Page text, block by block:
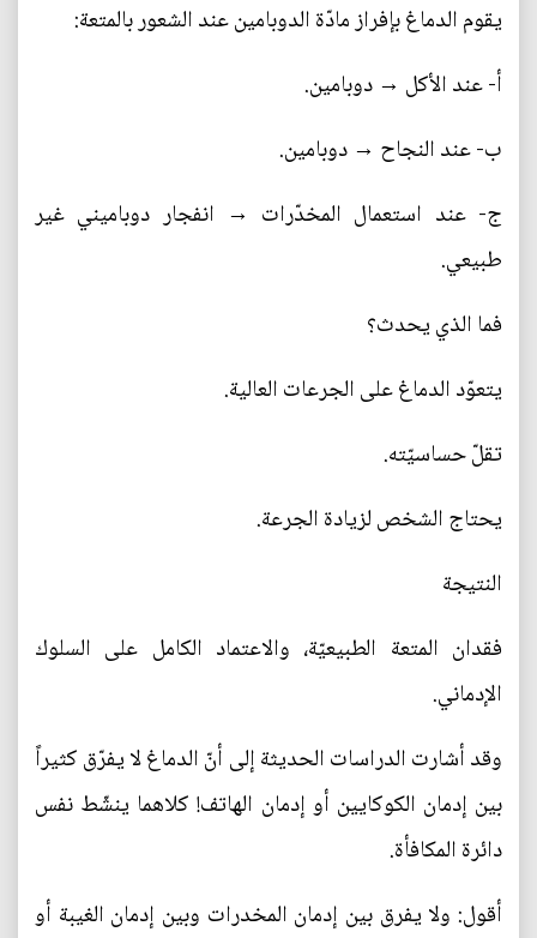
يقوم الدماغ بإفراز مادّة الدوبامين عند الشعور بالمتعة:
أ- عند الأكل → دوبامين.
ب- عند النجاح → دوبامين.
ج- عند استعمال المخدّرات → انفجار دوباميني غير
طبيعي.
فما الذي يحدث؟
يتعوّد الدماغ على الجرعات العالية.
تقلّ حساسيّته.
يحتاج الشخص لزيادة الجرعة.
النتيجة
فقدان المتعة الطبيعيّة، والاعتماد الكامل على السلوك
الإدماني.
وقد أشارت الدراسات الحديثة إلى أنّ الدماغ لا يفرّق كثيراً
بين إدمان الكوكايين أو إدمان الهاتف! كلاهما ينشّط نفس
دائرة المكافأة.
أقول: ولا يفرق بين إدمان المخدرات وبين إدمان الغيبة أو